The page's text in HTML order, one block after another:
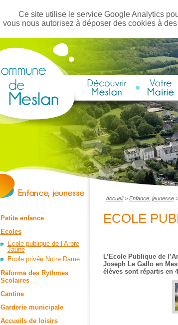
Ce site utilise le service Google Analytics
vous nous autorisez à déposer des cookies à
Petite enfance
Ecoles
Ecole publique de l’Arbre
Jaune
Ecole privée Notre Dame
Réforme des Rythmes
Scolaires
Cantine
Garderie municipale
Accueils de loisirs
Accueil> Enfance, jeunesse>
ECOLE
L’Ecole Publique de
Joseph Le Gallo en
élèves sont répartis en